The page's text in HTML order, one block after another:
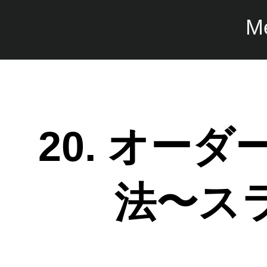
20. オーダ
法〜ス